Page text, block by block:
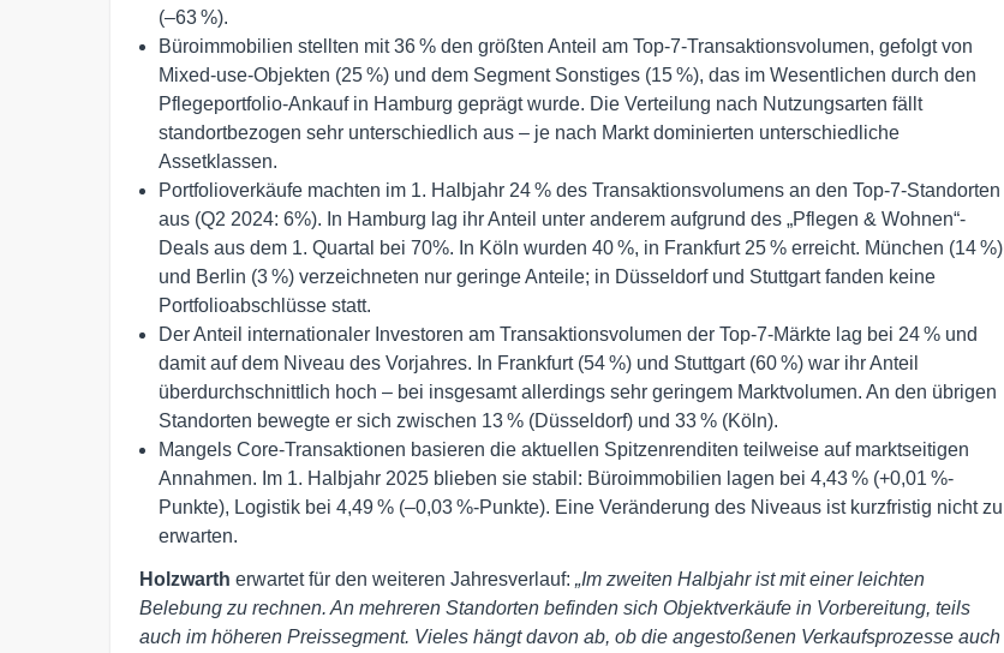
(–63 %).
Büroimmobilien stellten mit 36 % den größten Anteil am Top-7-Transaktionsvolumen, gefolgt von
Mixed-use-Objekten (25 %) und dem Segment Sonstiges (15 %), das im Wesentlichen durch den
Pflegeportfolio-Ankauf in Hamburg geprägt wurde. Die Verteilung nach Nutzungsarten fällt
standortbezogen sehr unterschiedlich aus – je nach Markt dominierten unterschiedliche
Assetklassen.
Portfolioverkäufe machten im 1. Halbjahr 24 % des Transaktionsvolumens an den Top-7-Standorten
aus (Q2 2024: 6%). In Hamburg lag ihr Anteil unter anderem aufgrund des „Pflegen & Wohnen“-
Deals aus dem 1. Quartal bei 70%. In Köln wurden 40 %, in Frankfurt 25 % erreicht. München (14 %)
und Berlin (3 %) verzeichneten nur geringe Anteile; in Düsseldorf und Stuttgart fanden keine
Portfolioabschlüsse statt.
Der Anteil internationaler Investoren am Transaktionsvolumen der Top-7-Märkte lag bei 24 % und
damit auf dem Niveau des Vorjahres. In Frankfurt (54 %) und Stuttgart (60 %) war ihr Anteil
überdurchschnittlich hoch – bei insgesamt allerdings sehr geringem Marktvolumen. An den übrigen
Standorten bewegte er sich zwischen 13 % (Düsseldorf) und 33 % (Köln).
Mangels Core-Transaktionen basieren die aktuellen Spitzenrenditen teilweise auf marktseitigen
Annahmen. Im 1. Halbjahr 2025 blieben sie stabil: Büroimmobilien lagen bei 4,43 % (+0,01 %-
Punkte), Logistik bei 4,49 % (–0,03 %-Punkte). Eine Veränderung des Niveaus ist kurzfristig nicht zu
erwarten.
Holzwarth erwartet für den weiteren Jahresverlauf: „Im zweiten Halbjahr ist mit einer leichten
Belebung zu rechnen. An mehreren Standorten befinden sich Objektverkäufe in Vorbereitung, teils
auch im höheren Preissegment. Vieles hängt davon ab, ob die angestoßenen Verkaufsprozesse auch